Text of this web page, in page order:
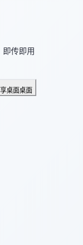
传即用
桌面桌面